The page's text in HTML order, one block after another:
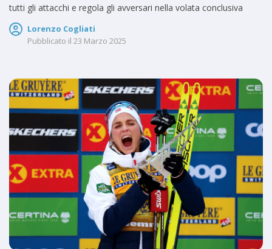
tutti gli attacchi e regola gli avversari nella volata conclusiva
Lorenzo Cogliati
Pubblicato il 23 Marzo 2025